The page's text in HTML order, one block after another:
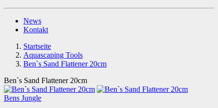
News
Kontakt
Startseite
Aquascaping Tools
Ben`s Sand Flattener 20cm
Ben`s Sand Flattener 20cm
Bens Jungle